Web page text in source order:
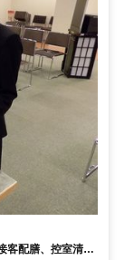
客配膳、控室清